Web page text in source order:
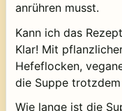
anrühren musst.
Kann ich das
Klar! Mit
Hefeflocken,
die Suppe
Wie lange ist die